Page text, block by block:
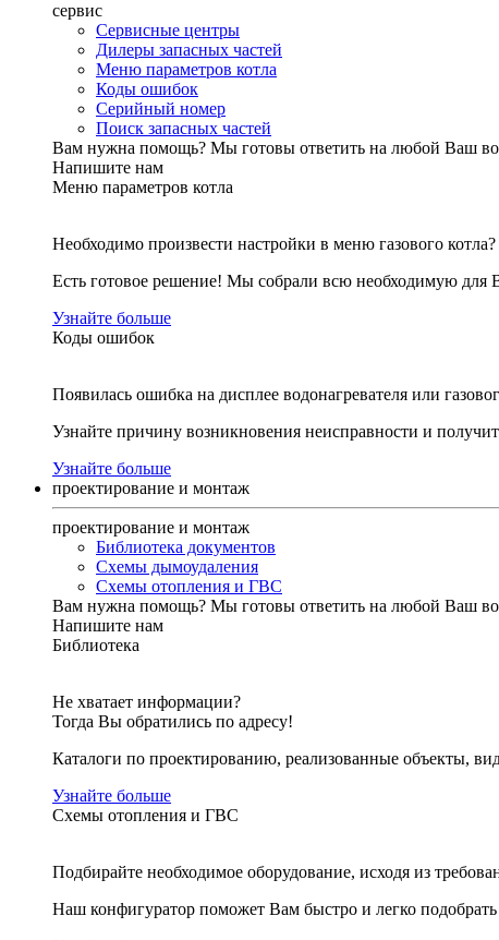
сервис
Сервисные центры
Дилеры запасных частей
Меню параметров котла
Коды ошибок
Серийный номер
Поиск запасных частей
Вам нужна помощь? Мы готовы ответить на любой Ваш
Напишите нам
Меню параметров котла
Необходимо произвести настройки в меню газового котла?
Есть готовое решение! Мы собрали всю необходимую для
Узнайте больше
Коды ошибок
Появилась ошибка на дисплее водонагревателя или
Узнайте причину возникновения неисправности и
Узнайте больше
проектирование и монтаж
проектирование и монтаж
Библиотека документов
Схемы дымоудаления
Схемы отопления и ГВС
Вам нужна помощь? Мы готовы ответить на любой Ваш
Напишите нам
Библиотека
Не хватает информации?
Тогда Вы обратились по адресу!
Каталоги по проектированию, реализованные объекты,
Узнайте больше
Схемы отопления и ГВС
Подбирайте необходимое оборудование, исходя из
Наш конфигуратор поможет Вам быстро и легко